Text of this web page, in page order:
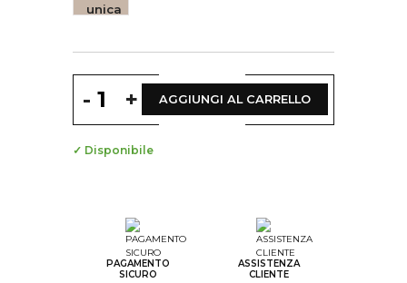
unica
- + AGGIUNGI AL CARRELLO
✓ Disponibile
PAGAMENTO
SICURO
ASSISTENZA
CLIENTE